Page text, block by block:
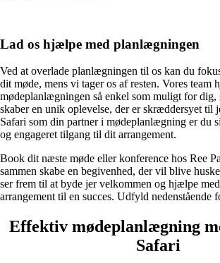
Lad os hjælpe med planlægningen
Ved at overlade planlægningen til os kan du
dit møde, mens vi tager os af resten. Vores team
mødeplanlægningen så enkel som muligt for dig,
skaber en unik oplevelse, der er skræddersyet til
Safari som din partner i mødeplanlægning er du
og engageret tilgang til dit arrangement.
Book dit næste møde eller konference hos Ree
sammen skabe en begivenhed, der vil blive
ser frem til at byde jer velkommen og hjælpe
arrangement til en succes. Udfyld nedenstående
Effektiv mødeplanlægning
Safari